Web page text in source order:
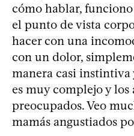
cómo hablar,
el punto de vista
hacer con una
con un dolor,
manera casi instintiva
es muy complejo y los
preocupados. Veo
mamás angustiados